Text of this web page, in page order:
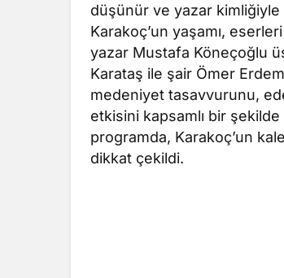
düşünür ve yazar
Karakoç’un yaşamı,
yazar Mustafa Köneçoğlu
Karataş ile şair Ömer
medeniyet tasavvurunu,
etkisini kapsamlı bir şekilde
programda, Karakoç’un
dikkat çekildi.